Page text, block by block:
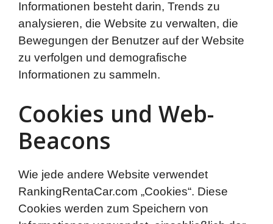
Informationen besteht darin, Trends zu
analysieren, die Website zu verwalten, die
Bewegungen der Benutzer auf der Website
zu verfolgen und demografische
Informationen zu sammeln.
Cookies und Web-
Beacons
Wie jede andere Website verwendet
RankingRentaCar.com „Cookies“. Diese
Cookies werden zum Speichern von